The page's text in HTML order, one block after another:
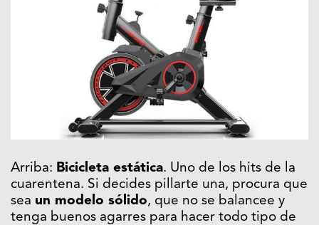
Arriba: Bicicleta estática. Uno de los hits de la
cuarentena. Si decides pillarte una, procura que
sea un modelo sólido, que no se balancee y
tenga buenos agarres para hacer todo tipo de